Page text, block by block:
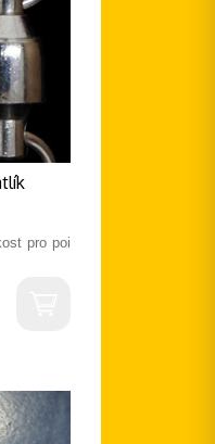
pro poi